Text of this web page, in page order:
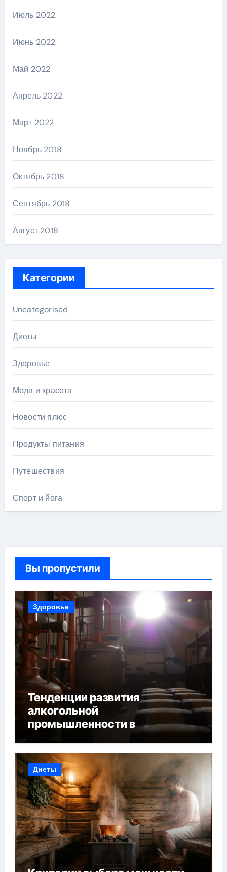
Июль 2022
Июнь 2022
Май 2022
Апрель 2022
Март 2022
Ноябрь 2018
Октябрь 2018
Сентябрь 2018
Август 2018
Категории
Uncategorised
Диеты
Здоровье
Мода и красота
Новости плюс
Продукты питания
Путешествия
Спорт и йога
Вы пропустили
Здоровье
Тенденции развития
алкогольной
промышленности в
Диеты